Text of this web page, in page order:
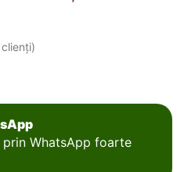
WhatsApp foarte